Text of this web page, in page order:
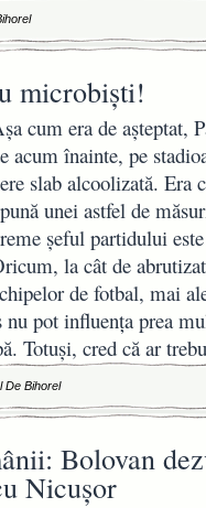
microbiști!
cum era de așteptat,
acum înainte, pe
slab alcoolizată. Era
unei astfel de
șeful partidului
la cât de
de fotbal, mai
pot influența prea
Totuși, cred că ar
De Bihorel
Bolovan
Nicușor